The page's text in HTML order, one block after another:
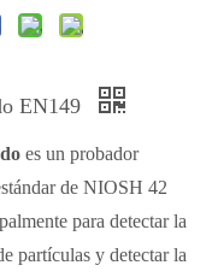
EN149
es un probador
de NIOSH 42
para detectar la
partículas y detectar la